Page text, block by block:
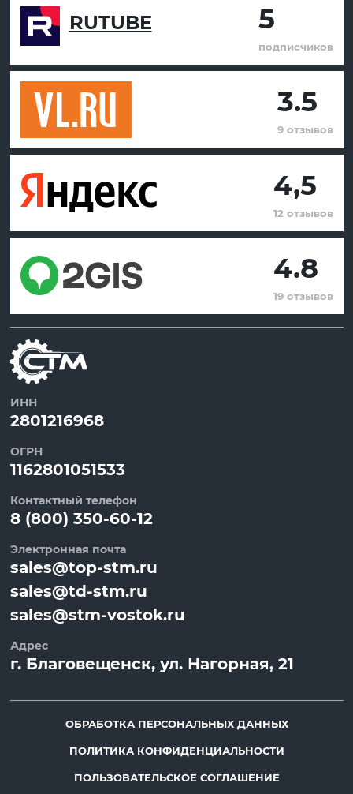
RUTUBE 5
подписчиков
3.5
9 отзывов
4,5
12 отзывов
4.8
19 отзывов
ИНН
2801216968
ОГРН
1162801051533
Контактный телефон
8 (800) 350-60-12
Электронная почта
sales@top-stm.ru
sales@td-stm.ru
sales@stm-vostok.ru
Адрес
г. Благовещенск, ул. Нагорная, 21
ОБРАБОТКА ПЕРСОНАЛЬНЫХ ДАННЫХ
ПОЛИТИКА КОНФИДЕНЦИАЛЬНОСТИ
ПОЛЬЗОВАТЕЛЬСКОЕ СОГЛАШЕНИЕ